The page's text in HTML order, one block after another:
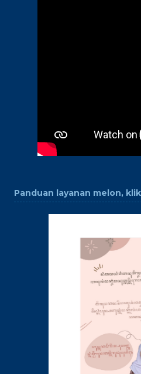
Panduan layanan melon, klik